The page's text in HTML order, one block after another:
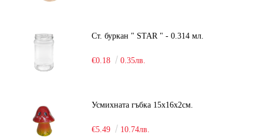
Ст. буркан " STAR " - 0.314 мл.
€0.18 0.35лв.
Усмихната гъбка 15х16х2см.
€5.49 10.74лв.